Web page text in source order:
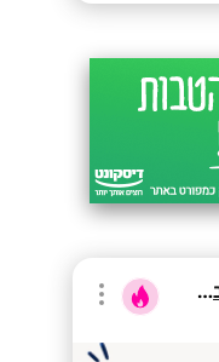
תכלס - מסדרים לך עבודה